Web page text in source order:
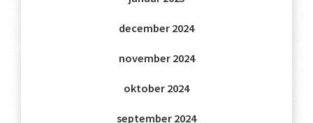
december 2024
november 2024
oktober 2024
september 2024